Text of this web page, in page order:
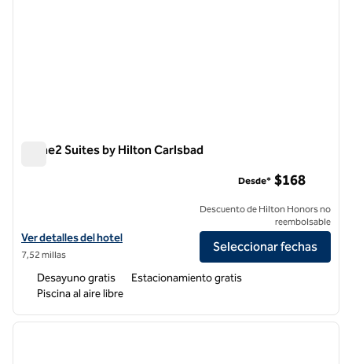
Home2 Suites by Hilton Carlsbad
Ver detalles del hotel para Home2 Suites by Hilton Carlsbad
Ver detalles del hotel
7,52 millas
Desde* $168
Descuento de Hilton Honors no
reembolsable
Seleccionar fechas
Desayuno gratis
Estacionamiento gratis
Piscina al aire libre
1 de 12